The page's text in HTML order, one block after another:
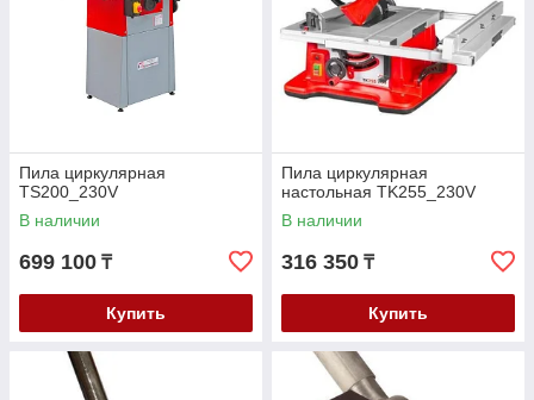
Пила циркулярная
TS200_230V
В наличии
699 100 ₸
Купить
Пила циркулярная
настольная TK255_230V
В наличии
316 350 ₸
Купить